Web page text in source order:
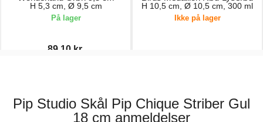
H 5,3 cm, Ø 9,5 cm
På lager
89,10 kr.
H 10,5 cm, Ø 10,5 cm, 300 ml
Ikke på lager
Pip Studio Skål Pip Chique Striber Gul
18 cm anmeldelser